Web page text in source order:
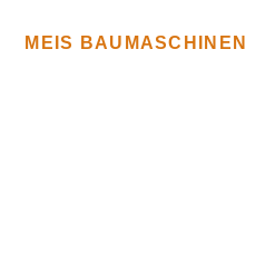
MEIS BAUMASCHINEN